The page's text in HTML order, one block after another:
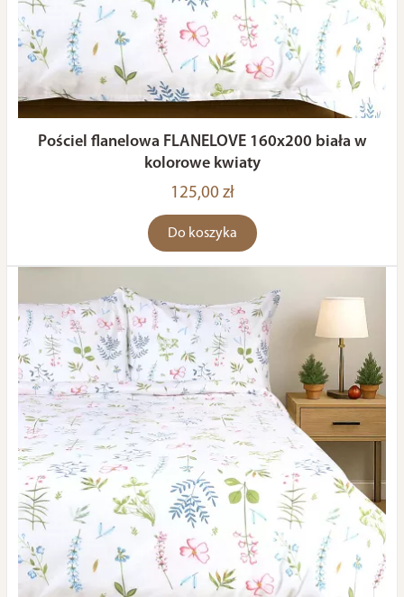
Pościel flanelowa FLANELOVE 160x200 biała w
kolorowe kwiaty
125,00 zł
Do koszyka